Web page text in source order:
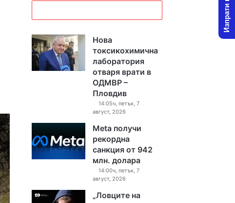
Нова
токсикохимична
лаборатория
отваря врати в
ОДМВР –
Пловдив
14:05ч, петък, 7
август, 2026
Meta получи
рекордна
санкция от 942
млн. долара
14:00ч, петък, 7
август, 2026
„Ловците на